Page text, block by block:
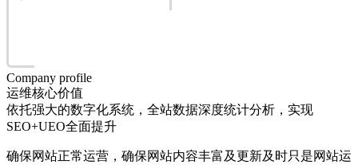
Company profile
运维核心价值
依托强大的数字化系统，全站数据深度统计分析，实现
SEO+UEO全面提升
确保网站正常运营，确保网站内容丰富及更新及时只是网站运